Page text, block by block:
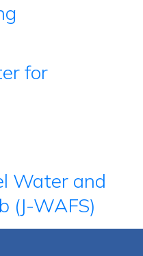
for
Water and
(J-WAFS)